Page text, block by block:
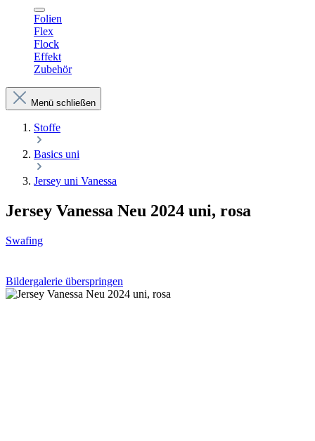
Folien
Flex
Flock
Effekt
Zubehör
Menü schließen
Stoffe
Basics uni
Jersey uni Vanessa
Jersey Vanessa Neu 2024 uni, rosa
Swafing
Bildergalerie überspringen